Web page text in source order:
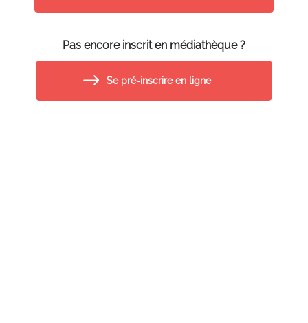
Pas encore inscrit en médiathèque ?
Se pré-inscrire en ligne